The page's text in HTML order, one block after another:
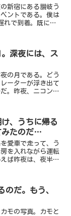
新宿にある讃岐う
ントである。僕は
れで到着。既に多
深夜には、ス
の月である。どう
ーターが浮き出て
。昨夜、ニコン
、うちに帰る
みたのだ…
愛車で走って、う
を入れながら運転
ば昨夜は、夜半に
のだ。もう、
モの写真。カモと